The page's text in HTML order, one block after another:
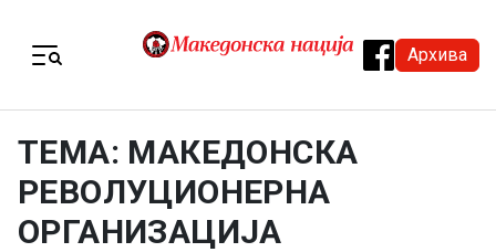
Архива
ТЕМА: МАКЕДОНСКА
РЕВОЛУЦИОНЕРНА
ОРГАНИЗАЦИЈА